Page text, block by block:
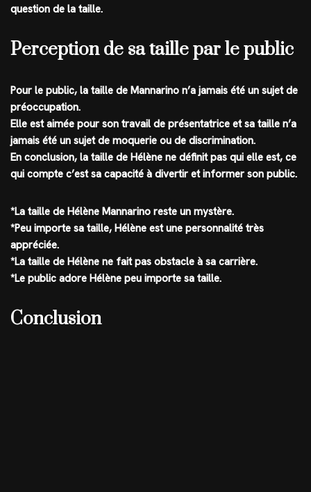
question de la taille.
Perception de sa taille par le public
Pour le public, la taille de Mannarino n’a jamais été un sujet de
préoccupation.
Elle est aimée pour son travail de présentatrice et sa taille n’a
jamais été un sujet de moquerie ou de discrimination.
En conclusion, la taille de Hélène ne définit pas qui elle est, ce
qui compte c’est sa capacité à divertir et informer son public.
*La taille de Hélène Mannarino reste un mystère.
*Peu importe sa taille, Hélène est une personnalité très
appréciée.
*La taille de Hélène ne fait pas obstacle à sa carrière.
*Le public adore Hélène peu importe sa taille.
Conclusion